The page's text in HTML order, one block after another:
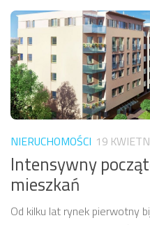
NIERUCHOMOŚCI 19
Intensywny
mieszkań
Od kilku lat rynek pierwotny